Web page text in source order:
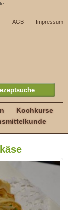
AGB Impressum
Kochkurse